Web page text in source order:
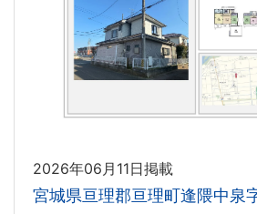
2026年06月11日掲載
宮城県亘理郡亘理町逢隈中泉